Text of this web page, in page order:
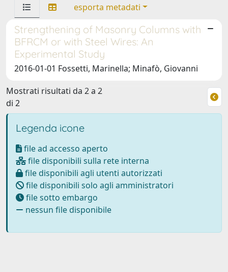
esporta metadati
Strengthening of Masonry Columns with
BFRCM or with Steel Wires: An
Experimental Study
2016-01-01 Fossetti, Marinella; Minafò, Giovanni
Mostrati risultati da 2 a 2
di 2
Legenda icone
file ad accesso aperto
file disponibili sulla rete interna
file disponibili agli utenti autorizzati
file disponibili solo agli amministratori
file sotto embargo
nessun file disponibile